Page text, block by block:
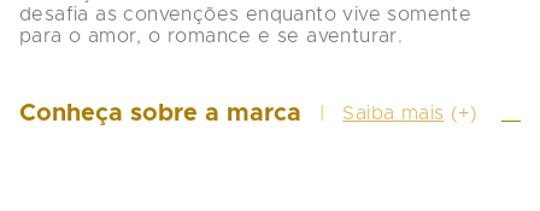
desafia as convenções enquanto vive somente
para o amor, o romance e se aventurar.
Conheça sobre a marca Saiba mais (+)